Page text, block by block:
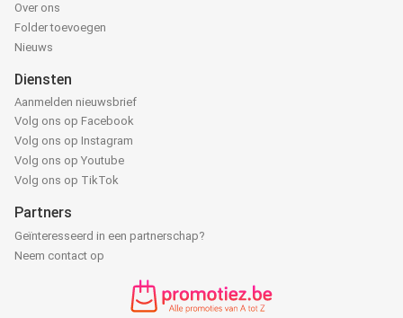
Over ons
Folder toevoegen
Nieuws
Diensten
Aanmelden nieuwsbrief
Volg ons op Facebook
Volg ons op Instagram
Volg ons op Youtube
Volg ons op TikTok
Partners
Geïnteresseerd in een partnerschap?
Neem contact op